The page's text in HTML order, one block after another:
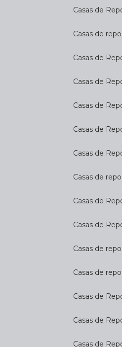
Casas de
Casas de
Casas de
Casas de
Casas de
Casas de
Casas de
Casas de
Casas de
Casas de
Casas de
Casas de
Casas de
Casas de
Casas de